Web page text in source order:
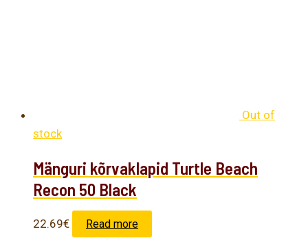
Out of
stock
Mänguri kõrvaklapid Turtle Beach
Recon 50 Black
22.69€ Read more